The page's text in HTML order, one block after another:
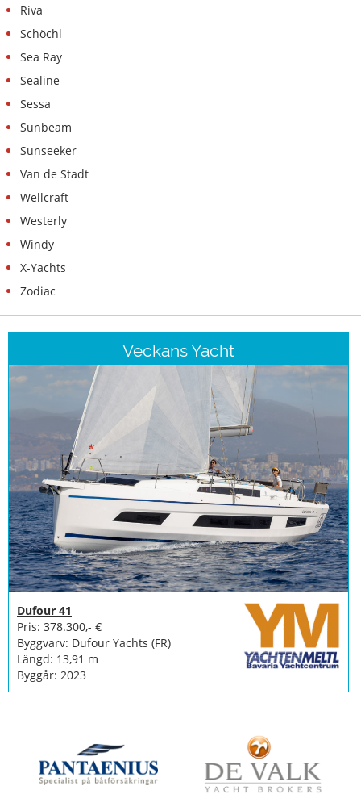
Riva
Schöchl
Sea Ray
Sealine
Sessa
Sunbeam
Sunseeker
Van de Stadt
Wellcraft
Westerly
Windy
X-Yachts
Zodiac
Veckans Yacht
Dufour 41
Pris: 378.300,- €
Byggvarv: Dufour Yachts (FR)
Längd: 13,91 m
Byggår: 2023